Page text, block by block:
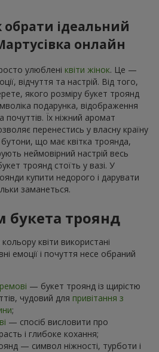
обрати ідеальний
онлайн
улюблені квіти жінок. Це —
відчуття та настрій. Від того,
якого розміру букет троянд
подарунка, відображення
почуттів. Їх ніжний аромат
перенестись у власну країну
бутони, що має квітка троянда,
неймовірний настрій весь
троянд стоїть у вазі. У
купити недорого і дарувати
заманеться.
букета троянд
квіти використані
емоції і почуття несе обраний
— букет троянд із щирістю
чудовий для привітання з
;
— спосіб висловити про
і глибоке кохання;
— символ ніжності, турботи і